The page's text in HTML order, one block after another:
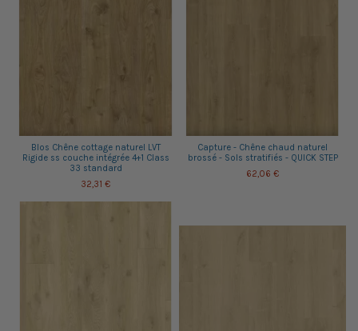
Blos Chêne cottage naturel LVT
Rigide ss couche intégrée 4+1 Class
33 standard
32,31 €
Capture - Chêne chaud naturel
brossé - Sols stratifiés - QUICK STEP
62,06 €